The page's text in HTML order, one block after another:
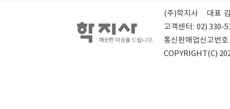
(주)학지사 대표
고객센터: 02) 330-
통신판매업신고번호
COPYRIGHT(C)